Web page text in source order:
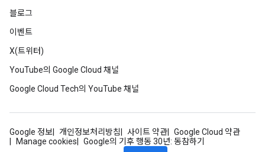
블로그
이벤트
X(트위터)
YouTube의 Google Cloud 채널
Google Cloud Tech의 YouTube 채널
Google 정보 개인정보처리방침 사이트 약관
Google Cloud 약관
Manage cookies
Google의 기후 행동 30년: 동참하기